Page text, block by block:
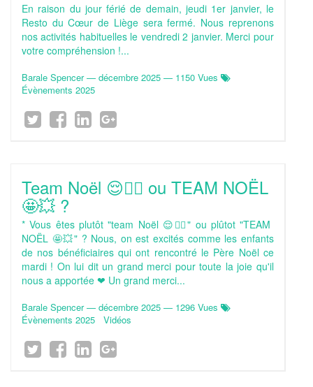
En raison du jour férié de demain, jeudi 1er janvier, le
Resto du Cœur de Liège sera fermé. Nous reprenons
nos activités habituelles le vendredi 2 janvier. Merci pour
votre compréhension !...
Barale Spencer— décembre 2025 — 1150 Vues
Évènements 2025
Team Noël 😌🧘‍♀️ ou TEAM NOËL
🤩💥 ?
* Vous êtes plutôt "team Noël 😌🧘‍♀️" ou plûtot "TEAM
NOËL 🤩💥" ? Nous, on est excités comme les enfants
de nos bénéficiaires qui ont rencontré le Père Noël ce
mardi ! On lui dit un grand merci pour toute la joie qu'il
nous a apportée ❤ Un grand merci...
Barale Spencer— décembre 2025 — 1296 Vues
Évènements 2025
Vidéos